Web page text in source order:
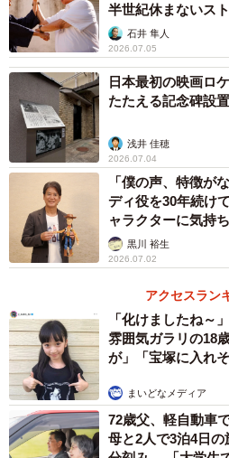
含蓄に富んだ演技論を展開する柄本さん
「若い頃はベケットをわからな
た。意味もわからずベケットの
演劇人の溜まり場になっている
した。でも本当は何もわからな
「2000年に自分が『ゴドーを待
やっぱりわからない。でもさ、
かって、涙が出てきてさ。あれ
ら』の話なんだよ。ゴドーはわ
「（逆に）テレビの連続ドラマっ
らないでしょ。え、こんなこと
（俳優は）言わなくちゃいけな
半世紀休まないス
石井 隼人
2026.07.05
日本最初の映画ロ
たたえる記念碑設置
浅井 佳穂
2026.07.04
「僕の声、特徴が
ディ役を30年続け
ャラクターに気持
黒川 裕生
2026.07.02
アクセスラン
「化けましたね～
雰囲気ガラリの18
が」「宝塚に入れそ
まいどなメディア
72歳父、軽自動車
母と2人で3泊4日